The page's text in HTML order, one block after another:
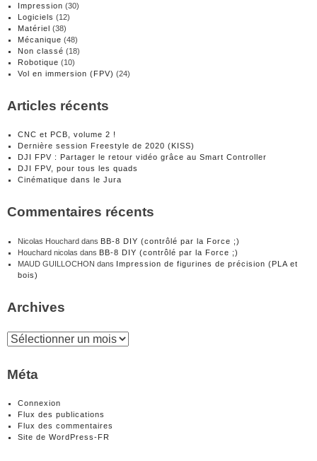
Impression (30)
Logiciels (12)
Matériel (38)
Mécanique (48)
Non classé (18)
Robotique (10)
Vol en immersion (FPV) (24)
Articles récents
CNC et PCB, volume 2 !
Dernière session Freestyle de 2020 (KISS)
DJI FPV : Partager le retour vidéo grâce au Smart Controller
DJI FPV, pour tous les quads
Cinématique dans le Jura
Commentaires récents
Nicolas Houchard dans BB-8 DIY (contrôlé par la Force ;)
Houchard nicolas dans BB-8 DIY (contrôlé par la Force ;)
MAUD GUILLOCHON dans Impression de figurines de précision (PLA et
bois)
Archives
Archives
Méta
Connexion
Flux des publications
Flux des commentaires
Site de WordPress-FR